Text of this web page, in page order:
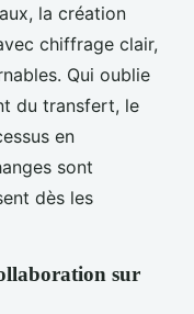
la création
chiffrage clair,
Qui oublie
du transfert, le
en
sont
dès les
sur